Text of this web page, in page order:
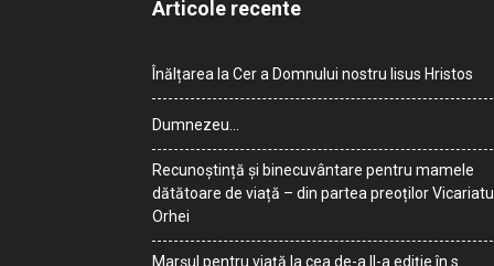
Articole recente
Înălțarea la Cer a Domnului nostru Iisus Hristos
Dumnezeu…
Recunoștință și binecuvântare pentru mamele
dătătoare de viață – din partea preoților
Orhei
Marșul pentru viață la cea de-a II-a ediție în s.